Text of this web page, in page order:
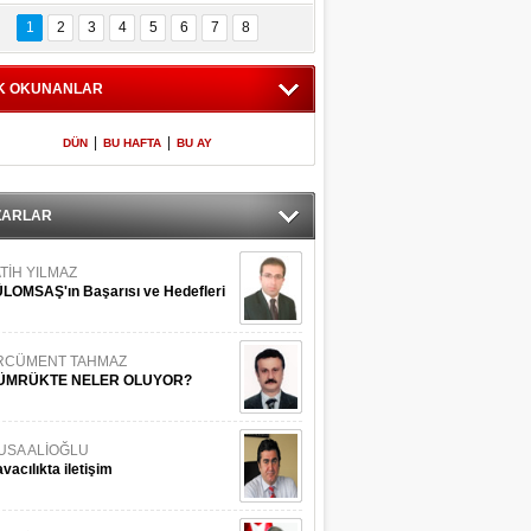
İstanbul
Adaları
600 milletvekilinin
listesi
1 2 3 4 5 6 7 8
OKUNANLAR
DÜN BU HAFTA BU AY
YILMAZ
Başarısı ve Hedefleri
TAHMAZ
NELER OLUYOR?
ALİOĞLU
iletişim